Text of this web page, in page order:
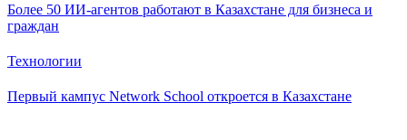
Более 50 ИИ-агентов работают в Казахстане для бизнеса и
граждан
Технологии
Первый кампус Network School откроется в Казахстане